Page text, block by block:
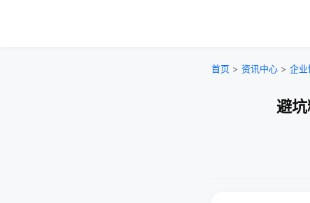
首页 > 资讯中心 > 企业
避